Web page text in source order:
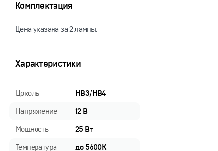
Комплектация
Цена указана за 2 лампы.
Характеристики
Цоколь HB3/HB4
Напряжение 12 В
Мощность 25 Вт
Температура до 5600K